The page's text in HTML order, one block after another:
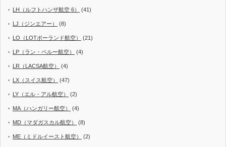
LH（ルフトハンザ航空 6） (41)
LJ（ジンエアー） (8)
LO（LOTポーランド航空） (21)
LP（ラン・ペルー航空） (4)
LR（LACSA航空） (4)
LX（スイス航空） (47)
LY（エル・アル航空） (2)
MA（ハンガリー航空） (4)
MD（マダガスカル航空） (8)
ME（ミドルイースト航空） (2)